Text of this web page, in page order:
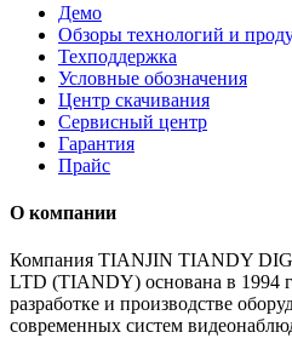
Демо
Обзоры технологий и
Техподдержка
Условные обозначения
Центр скачивания
Сервисный центр
Гарантия
Прайс
О компании
Компания TIANJIN TIANDY
LTD (TIANDY) основана в 1994
разработке и производстве
современных систем